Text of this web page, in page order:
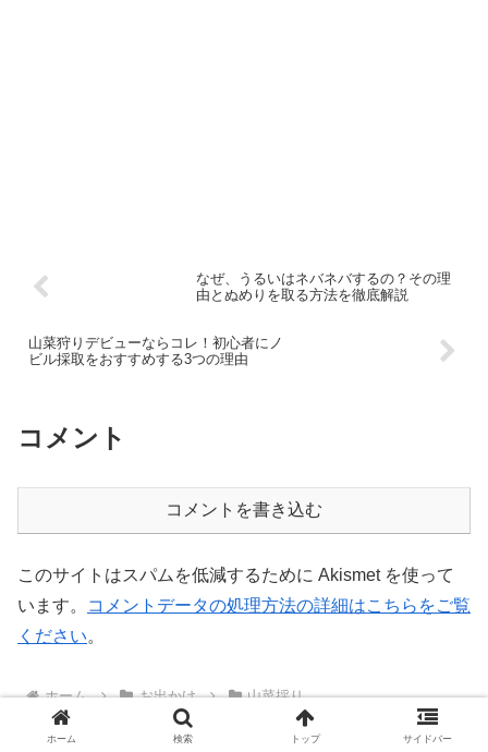
なぜ、うるいはネバネバするの？その理
由とぬめりを取る方法を徹底解説
山菜狩りデビューならコレ！初心者にノ
ビル採取をおすすめする3つの理由
コメント
コメントを書き込む
このサイトはスパムを低減するために Akismet を使って
います。
コメントデータの処理方法の詳細はこちらをご覧
ください。
ホーム お出かけ 山菜採り
ホーム 検索 トップ サイドバー